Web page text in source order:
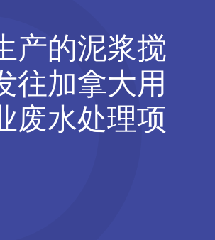
产的泥浆搅
往加拿大用
废水处理项